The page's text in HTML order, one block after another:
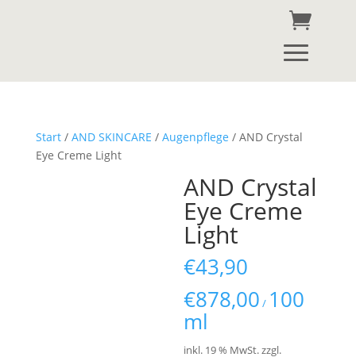
Start/ AND SKINCARE / Augenpflege / AND Crystal
Eye Creme Light
AND Crystal
Eye Creme
Light
€43,90
€878,00 / 100
ml
inkl. 19 % MwSt.zzgl.